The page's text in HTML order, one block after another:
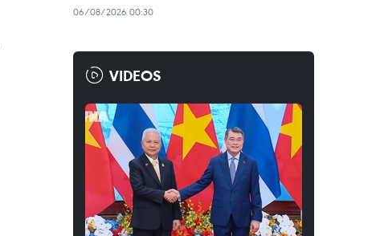
06/08/2026 00:30
VIDEOS